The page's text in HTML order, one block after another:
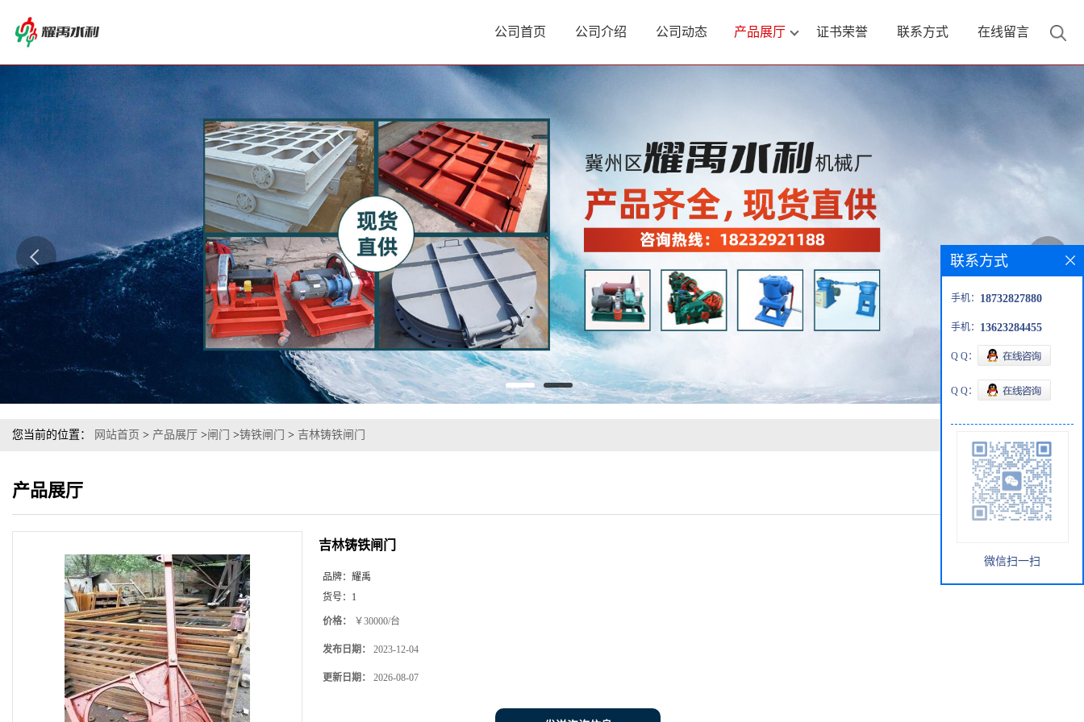
公司首页 公司介绍 公司动态 产品展厅 证书荣誉 联系方式 在线留言
您当前的位置： 网站首页 > 产品展厅 >闸门 >铸铁闸门 > 吉林铸铁闸门
产品展厅
吉林铸铁闸门
品牌： 耀禹
货号： 1
价格： ￥30000/台
发布日期： 2023-12-04
更新日期： 2026-08-07
联系方式
手机： 18732827880
手机： 13623284455
Q Q：
Q Q：
微信扫一扫